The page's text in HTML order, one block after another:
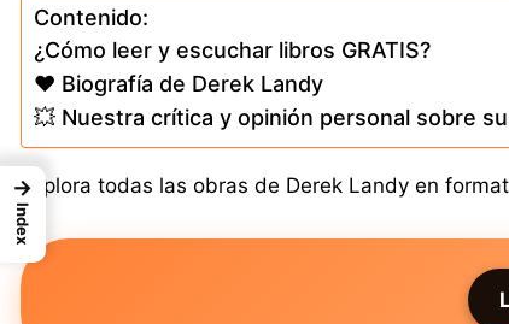
Contenido:
¿Cómo leer y escuchar libros GRATIS?
❤️ Biografía de Derek Landy
💥 Nuestra crítica y opinión personal sobre
Explora todas las obras de Derek Landy en
→
Index